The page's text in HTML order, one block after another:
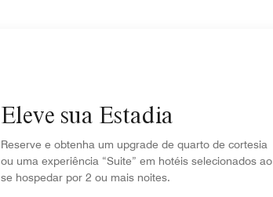
Eleve sua Estadia
Reserve e obtenha um upgrade de quarto de cortesia
ou uma experiência “Suite” em hotéis selecionados ao
se hospedar por 2 ou mais noites.